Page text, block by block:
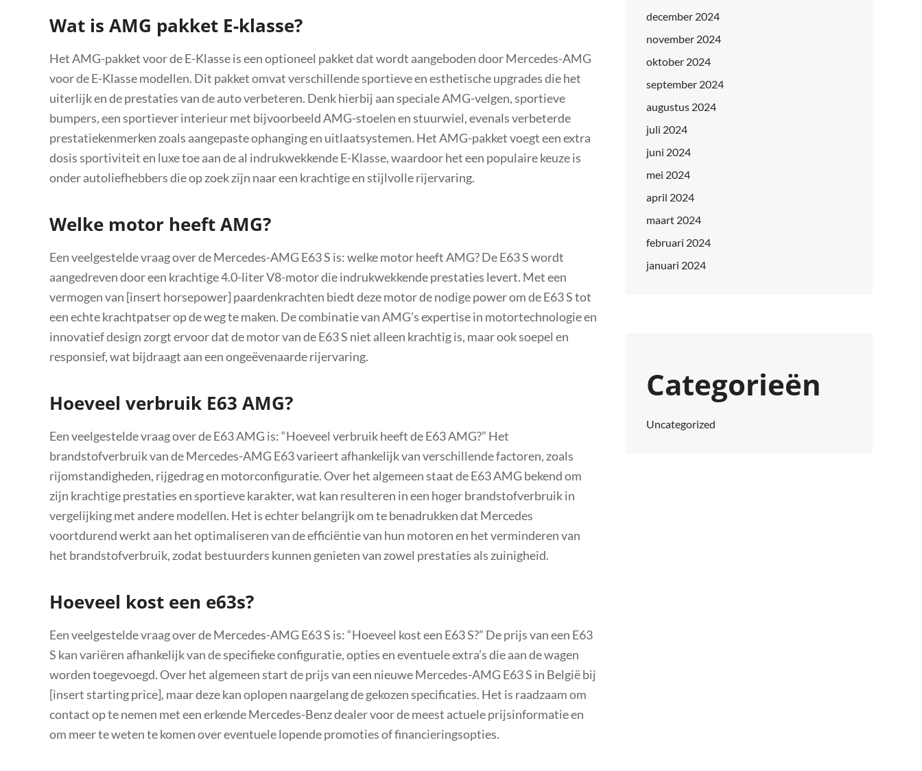
Wat is AMG pakket E-klasse?
Het AMG-pakket voor de E-Klasse is een optioneel pakket dat wordt aangeboden door Mercedes-AMG
voor de E-Klasse modellen. Dit pakket omvat verschillende sportieve en esthetische upgrades die het
uiterlijk en de prestaties van de auto verbeteren. Denk hierbij aan speciale AMG-velgen, sportieve
bumpers, een sportiever interieur met bijvoorbeeld AMG-stoelen en stuurwiel, evenals verbeterde
prestatiekenmerken zoals aangepaste ophanging en uitlaatsystemen. Het AMG-pakket voegt een extra
dosis sportiviteit en luxe toe aan de al indrukwekkende E-Klasse, waardoor het een populaire keuze is
onder autoliefhebbers die op zoek zijn naar een krachtige en stijlvolle rijervaring.
Welke motor heeft AMG?
Een veelgestelde vraag over de Mercedes-AMG E63 S is: welke motor heeft AMG? De E63 S wordt
aangedreven door een krachtige 4.0-liter V8-motor die indrukwekkende prestaties levert. Met een
vermogen van [insert horsepower] paardenkrachten biedt deze motor de nodige power om de E63 S tot
een echte krachtpatser op de weg te maken. De combinatie van AMG’s expertise in motortechnologie en
innovatief design zorgt ervoor dat de motor van de E63 S niet alleen krachtig is, maar ook soepel en
responsief, wat bijdraagt aan een ongeëvenaarde rijervaring.
Hoeveel verbruik E63 AMG?
Een veelgestelde vraag over de E63 AMG is: “Hoeveel verbruik heeft de E63 AMG?” Het
brandstofverbruik van de Mercedes-AMG E63 varieert afhankelijk van verschillende factoren, zoals
rijomstandigheden, rijgedrag en motorconfiguratie. Over het algemeen staat de E63 AMG bekend om
zijn krachtige prestaties en sportieve karakter, wat kan resulteren in een hoger brandstofverbruik in
vergelijking met andere modellen. Het is echter belangrijk om te benadrukken dat Mercedes
voortdurend werkt aan het optimaliseren van de efficiëntie van hun motoren en het verminderen van
het brandstofverbruik, zodat bestuurders kunnen genieten van zowel prestaties als zuinigheid.
Hoeveel kost een e63s?
Een veelgestelde vraag over de Mercedes-AMG E63 S is: “Hoeveel kost een E63 S?” De prijs van een E63
S kan variëren afhankelijk van de specifieke configuratie, opties en eventuele extra’s die aan de wagen
worden toegevoegd. Over het algemeen start de prijs van een nieuwe Mercedes-AMG E63 S in België bij
[insert starting price], maar deze kan oplopen naargelang de gekozen specificaties. Het is raadzaam om
contact op te nemen met een erkende Mercedes-Benz dealer voor de meest actuele prijsinformatie en
om meer te weten te komen over eventuele lopende promoties of financieringsopties.
december 2024
november 2024
oktober 2024
september 2024
augustus 2024
juli 2024
juni 2024
mei 2024
april 2024
maart 2024
februari 2024
januari 2024
Categorieën
Uncategorized